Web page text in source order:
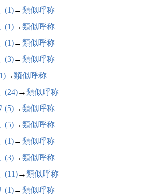
(1)→類似呼称
(1)→類似呼称
(1)→類似呼称
(3)→類似呼称
→類似呼称
(24)→類似呼称
(5)→類似呼称
(5)→類似呼称
(1)→類似呼称
(3)→類似呼称
(11)→類似呼称
(1)→類似呼称